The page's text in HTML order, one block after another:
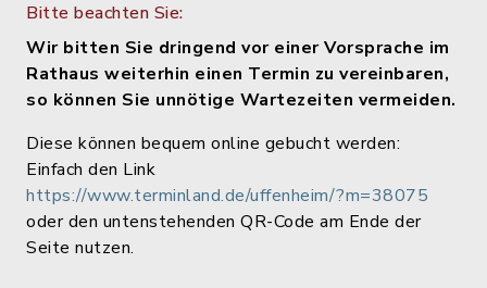
Bitte beachten Sie:
Wir bitten Sie dringend vor einer Vorsprache im
Rathaus weiterhin einen Termin zu vereinbaren,
so können Sie unnötige Wartezeiten vermeiden.
Diese können bequem online gebucht werden:
Einfach den Link
https://www.terminland.de/uffenheim/?m=38075
oder den untenstehenden QR-Code am Ende der
Seite nutzen.